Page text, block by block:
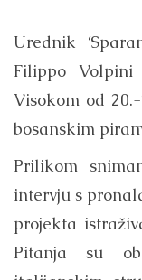
Urednik
Filippo
Visokom od
bosanskim
Prilikom
intervju s
projekta
Pitanja su